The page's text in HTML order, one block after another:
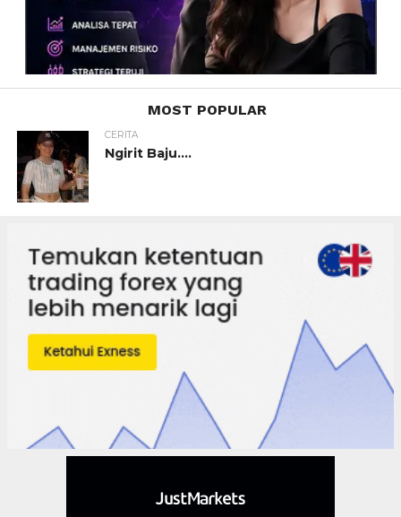
MOST POPULAR
CERITA
Ngirit Baju….